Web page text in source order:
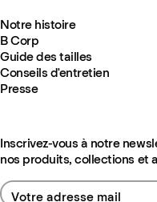
Notre histoire
B Corp
Guide des tailles
Conseils d'entretien
Presse
Inscrivez-vous à notre
nos produits, collections et
Votre adresse mail